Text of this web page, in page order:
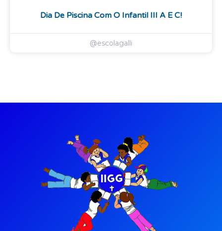
Dia De Piscina Com O Infantil III A E C!
@escolagalli